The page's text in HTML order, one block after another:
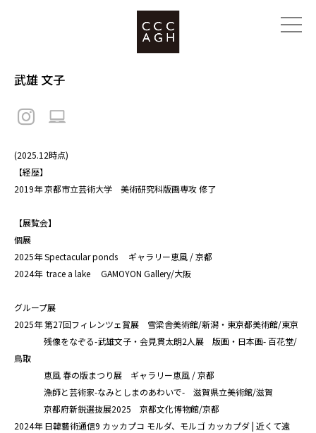
武雄 文子
(2025.12時点)
【経歴】
2019年 京都市立芸術大学 美術研究科版画専攻 修了
【展覧会】
個展
2025年 Spectacular ponds ギャラリー恵風 / 京都
2024年 trace a lake GAMOYON Gallery/大阪
グループ展
2025年 第27回フィレンツェ賞展 雪梁舎美術館/新潟・東京都美術館/東京
残像をなぞる-武雄文子・会見貫太朗2人展 版画・日本画- 百花堂/
鳥取
恵風 春の版まつり展 ギャラリー恵風 / 京都
漁師と芸術家-なみとしまのあわいで- 滋賀県立美術館/滋賀
京都府新鋭選抜展2025 京都文化博物館/京都
2024年 日韓藝術通信9 カッカプコ モルダ、モルゴ カッカプダ | 近くて遠